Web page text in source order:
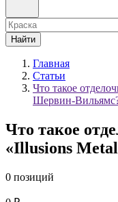
Найти
Главная
Статьи
Что такое
Шервин-
Что такое
«Illusions
0 позиций